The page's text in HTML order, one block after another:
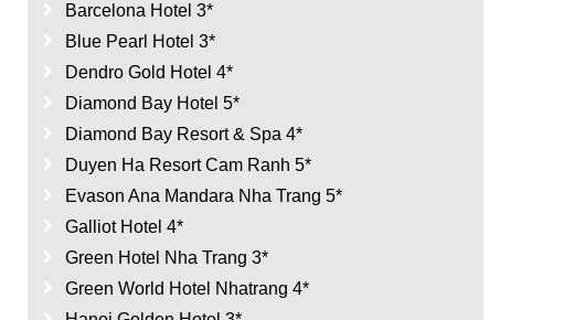
Barcelona Hotel 3*
Blue Pearl Hotel 3*
Dendro Gold Hotel 4*
Diamond Bay Hotel 5*
Diamond Bay Resort & Spa 4*
Duyen Ha Resort Cam Ranh 5*
Evason Ana Mandara Nha Trang 5*
Galliot Hotel 4*
Green Hotel Nha Trang 3*
Green World Hotel Nhatrang 4*